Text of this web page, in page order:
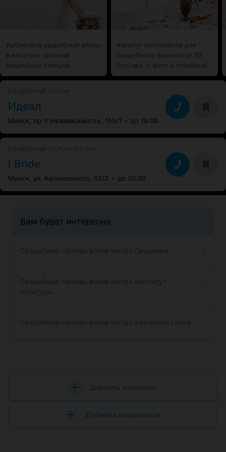
приятных для вас условиях. Это прекрасно экономит
время, особенно учитывая как оно ценно на этапе
подготовке к свадьбе. Огромное спасибо владелице
доброжелательность!
Выбирайте свадебный образ
в каталоге салонов
свадебных платьев
Каталог ресторанов для
свадебного банкета от 65
byn/чел. с фото и отзывами
Идеал
Минск, пр-т Независимости, 155/1 до 19:00
I Bride
Минск, ул. Калиновского, 82/2 до 20:00
Вам будет интересно
Добавить компанию
Добавить специалиста